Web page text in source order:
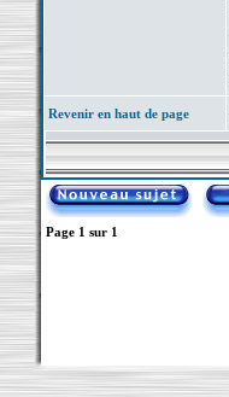
Revenir en haut de page
Page 1 sur 1